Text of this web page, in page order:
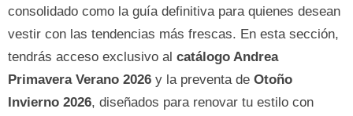
consolidado como la guía definitiva para quienes desean
vestir con las tendencias más frescas. En esta sección,
tendrás acceso exclusivo al catálogo Andrea
Primavera Verano 2026 y la preventa de Otoño
Invierno 2026, diseñados para renovar tu estilo con